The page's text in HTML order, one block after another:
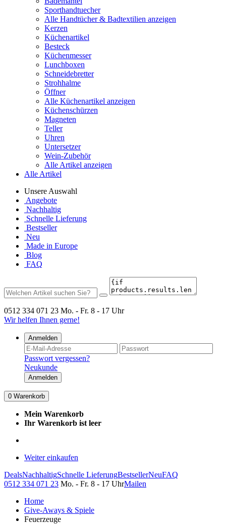
Sporthandtuecher
Alle Handtücher & Badtextilien anzeigen
Kerzen
Küchenartikel
Besteck
Küchenmesser
Lunchboxen
Schneidebretter
Strohhalme
Öffner
Alle Küchenartikel anzeigen
Küchenschürzen
Magneten
Teller
Uhren
Untersetzer
Wein-Zubehör
Alle Artikel anzeigen
Alle Artikel
Unsere Auswahl
Angebote
Nachhaltig
Schnelle Lieferung
Bestseller
Neu
Made in Europe
Blog
FAQ
0512 334 071 23 Mo. - Fr. 8 - 17 Uhr
Wir helfen Ihnen gerne!
Anmelden
Passwort vergessen?
Neukunde
Anmelden
0 Warenkorb
Mein Warenkorb
Ihr Warenkorb ist leer
Weiter einkaufen
DealsNachhaltigSchnelle LieferungBestsellerNeuFAQ
0512 334 071 23 Mo. - Fr. 8 - 17 UhrMailen
Home
Give-Aways & Spiele
Feuerzeuge